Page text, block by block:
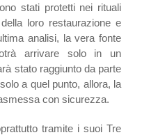
stati protetti nei rituali
loro restaurazione e
analisi, la vera fonte
arrivare solo in un
stato raggiunto da parte
a quel punto, allora, la
con sicurezza.
tramite i suoi Tre